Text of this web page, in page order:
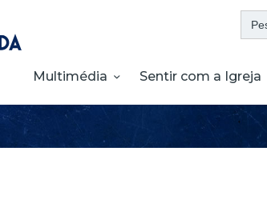
for:
Multimédia Sentir com a Igreja